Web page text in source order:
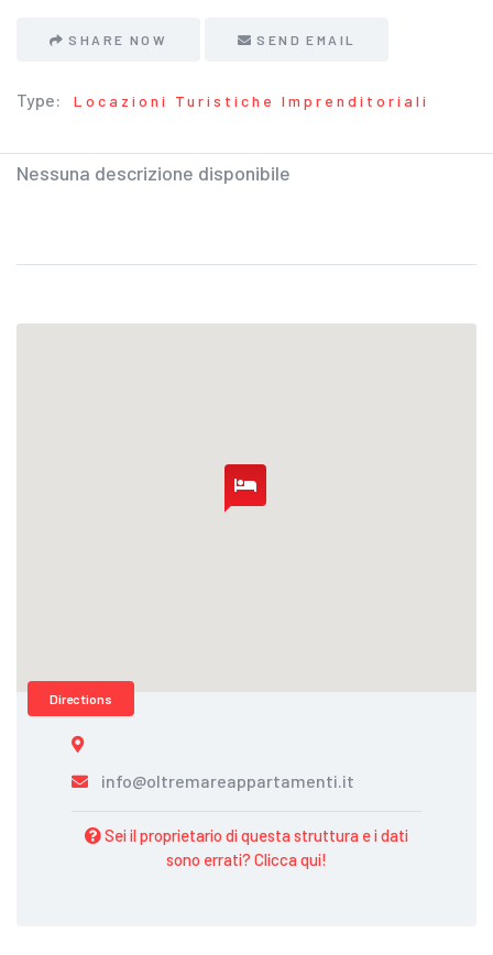
SHARE NOW SEND EMAIL
Type: Locazioni Turistiche Imprenditoriali
Nessuna descrizione disponibile
Directions
info@oltremareappartamenti.it
Sei il proprietario di questa struttura e i dati
sono errati? Clicca qui!